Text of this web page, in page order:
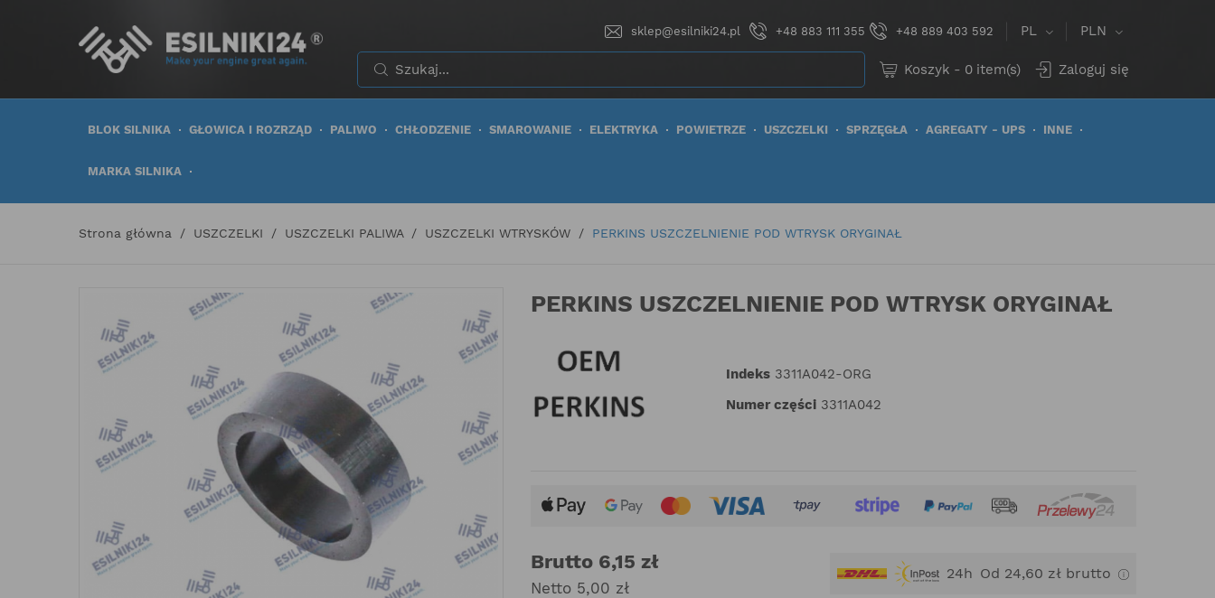
sklep@esilniki24.pl +48 883 111 355 +48 889 403 592 PL PLN
Koszyk - 0 item(s) Zaloguj się
BLOK SILNIKA GŁOWICA I ROZRZĄD PALIWO CHŁODZENIE SMAROWANIE ELEKTRYKA POWIETRZE USZCZELKI SPRZĘGŁA AGREGATY - UPS INNE
MARKA SILNIKA
Strona główna USZCZELKI USZCZELKI PALIWA USZCZELKI WTRYSKÓW PERKINS USZCZELNIENIE POD WTRYSK ORYGINAŁ
PERKINS USZCZELNIENIE POD WTRYSK ORYGINAŁ
Indeks 3311A042-ORG
Numer części 3311A042
Brutto 6,15 zł
Netto 5,00 zł
24h Od 24,60 zł brutto